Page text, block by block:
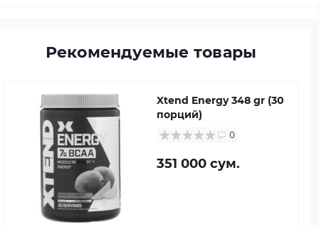
Рекомендуемые товары
Xtend Energy 348 gr (30
порций)
0
351 000 сум.